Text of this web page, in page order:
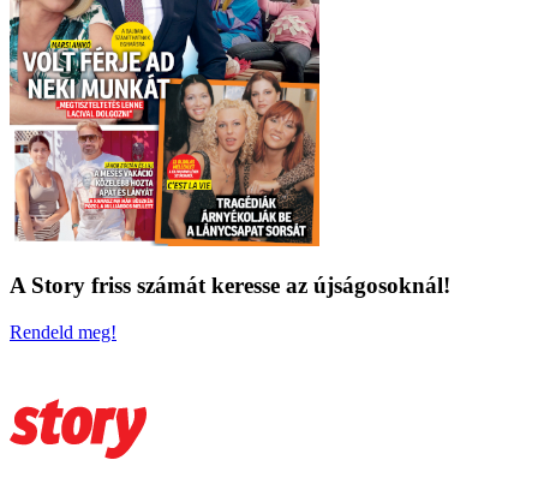
A Story friss számát keresse az újságosoknál!
Rendeld meg!